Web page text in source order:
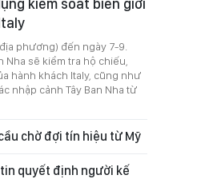
kiểm soát biên giới
phương) đến ngày 7-9.
Nha sẽ kiểm tra hộ chiếu,
hành khách Italy, cũng như
nhập cảnh Tây Ban Nha từ
chờ đợi tín hiệu từ Mỹ
quyết định người kế